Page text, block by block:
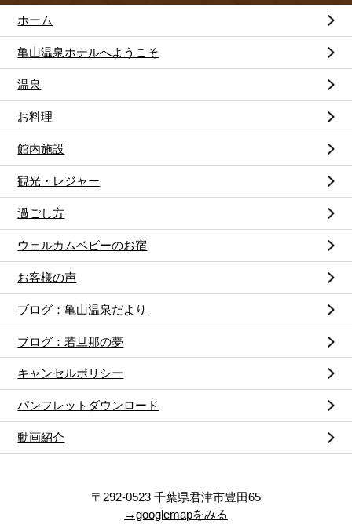
ホーム
亀山温泉ホテルへようこそ
温泉
お料理
館内施設
観光・レジャー
過ごし方
ウェルカムベビーのお宿
お客様の声
ブログ：亀山温泉だより
ブログ：若旦那の夢
キャンセルポリシー
パンフレットダウンロード
動画紹介
〒292-0523 千葉県君津市豊田65
→googlemapをみる